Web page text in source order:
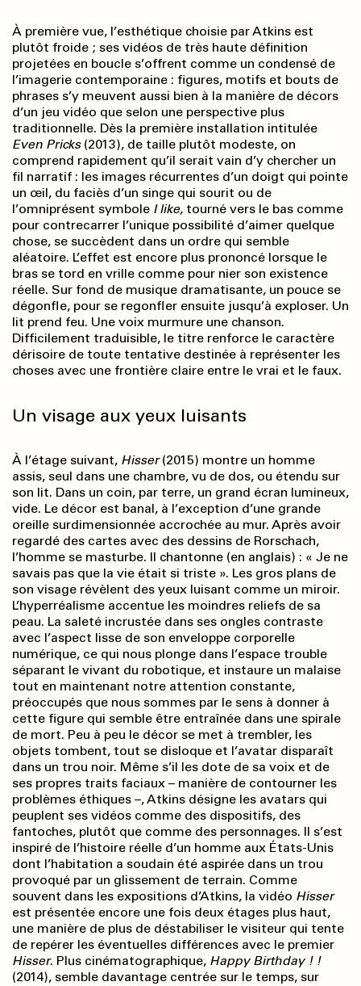
À première vue, l’esthétique choisie par Atkins est
plutôt froide ; ses vidéos de très haute définition
projetées en boucle s’offrent comme un condensé de
l’imagerie contemporaine : figures, motifs et bouts de
phrases s’y meuvent aussi bien à la manière de décors
d’un jeu vidéo que selon une perspective plus
traditionnelle. Dès la première installation intitulée
Even Pricks(2013), de taille plutôt modeste, on
comprend rapidement qu’il serait vain d’y chercher un
fil narratif : les images récurrentes d’un doigt qui pointe
un œil, du faciès d’un singe qui sourit ou de
l’omniprésent symbole I like, tourné vers le bas comme
pour contrecarrer l’unique possibilité d’aimer quelque
chose, se succèdent dans un ordre qui semble
aléatoire. L’effet est encore plus prononcé lorsque le
bras se tord en vrille comme pour nier son existence
réelle. Sur fond de musique dramatisante, un pouce se
dégonfle, pour se regonfler ensuite jusqu’à exploser. Un
lit prend feu. Une voix murmure une chanson.
Difficilement traduisible, le titre renforce le caractère
dérisoire de toute tentative destinée à représenter les
choses avec une frontière claire entre le vrai et le faux.
Un visage aux yeux luisants
À l’étage suivant, Hisser(2015) montre un homme
assis, seul dans une chambre, vu de dos, ou étendu sur
son lit. Dans un coin, par terre, un grand écran lumineux,
vide. Le décor est banal, à l’exception d’une grande
oreille surdimensionnée accrochée au mur. Après avoir
regardé des cartes avec des dessins de Rorschach,
l’homme se masturbe. Il chantonne (en anglais) : « Je ne
savais pas que la vie était si triste ». Les gros plans de
son visage révèlent des yeux luisant comme un miroir.
L’hyperréalisme accentue les moindres reliefs de sa
peau. La saleté incrustée dans ses ongles contraste
avec l’aspect lisse de son enveloppe corporelle
numérique, ce qui nous plonge dans l’espace trouble
séparant le vivant du robotique, et instaure un malaise
tout en maintenant notre attention constante,
préoccupés que nous sommes par le sens à donner à
cette figure qui semble être entraînée dans une spirale
de mort. Peu à peu le décor se met à trembler, les
objets tombent, tout se disloque et l’avatar disparaît
dans un trou noir. Même s’il les dote de sa voix et de
ses propres traits faciaux – manière de contourner les
problèmes éthiques –, Atkins désigne les avatars qui
peuplent ses vidéos comme des dispositifs, des
fantoches, plutôt que comme des personnages. Il s’est
inspiré de l’histoire réelle d’un homme aux États-Unis
dont l’habitation a soudain été aspirée dans un trou
provoqué par un glissement de terrain. Comme
souvent dans les expositions d’Atkins, la vidéo Hisser
est présentée encore une fois deux étages plus haut,
une manière de plus de déstabiliser le visiteur qui tente
de repérer les éventuelles différences avec le premier
Hisser. Plus cinématographique, Happy Birthday ! !
(2014), semble davantage centrée sur le temps, sur